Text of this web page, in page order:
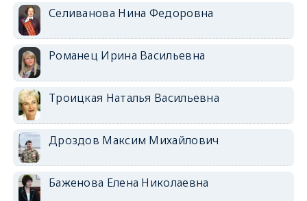
Селиванова Нина Федоровна
Романец Ирина Васильевна
Троицкая Наталья Васильевна
Дроздов Максим Михайлович
Баженова Елена Николаевна